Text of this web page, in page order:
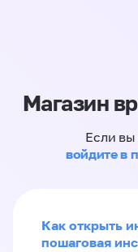
Магазин
Если вы
войдите в
Как открыть
пошаговая